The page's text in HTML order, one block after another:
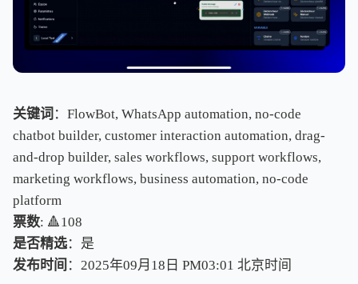
关键词 ：FlowBot, WhatsApp automation, no-code
chatbot builder, customer interaction automation, drag-
and-drop builder, sales workflows, support workflows,
marketing workflows, business automation, no-code
platform
票数: 🔺108
是否精选：是
发布时间 ：2025年09月18日 PM03:01 北京时间
北京时间